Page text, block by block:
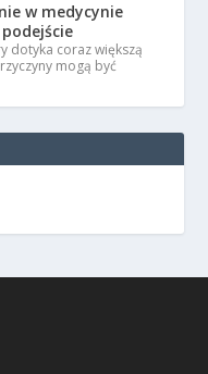
w medycynie
dotyka coraz większą
mogą być